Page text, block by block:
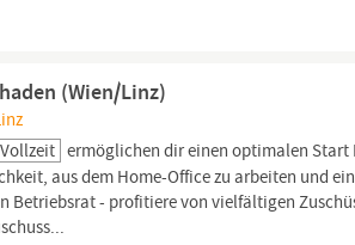
(Wien/Linz)
Vollzeit ermöglichen dir einen optimalen Start
aus dem Home-Office zu arbeiten und
- profitiere von vielfältigen